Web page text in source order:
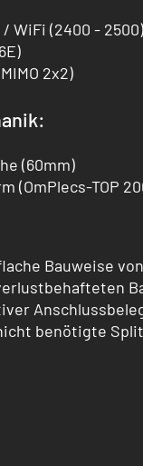
WiFi (2400 -
2x2)
(60mm)
(OmPlecs-TOP
Bauweise
benötigte